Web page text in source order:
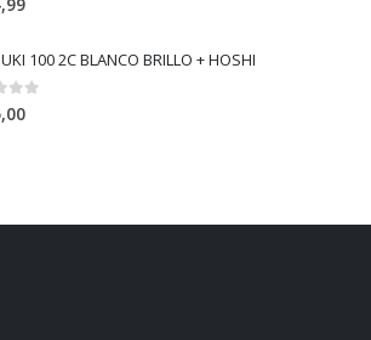
100 2C BLANCO BRILLO + HOSHI
of 5